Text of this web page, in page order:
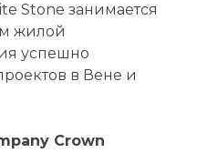
Stone занимается
жилой
успешно
в Вене и
Crown